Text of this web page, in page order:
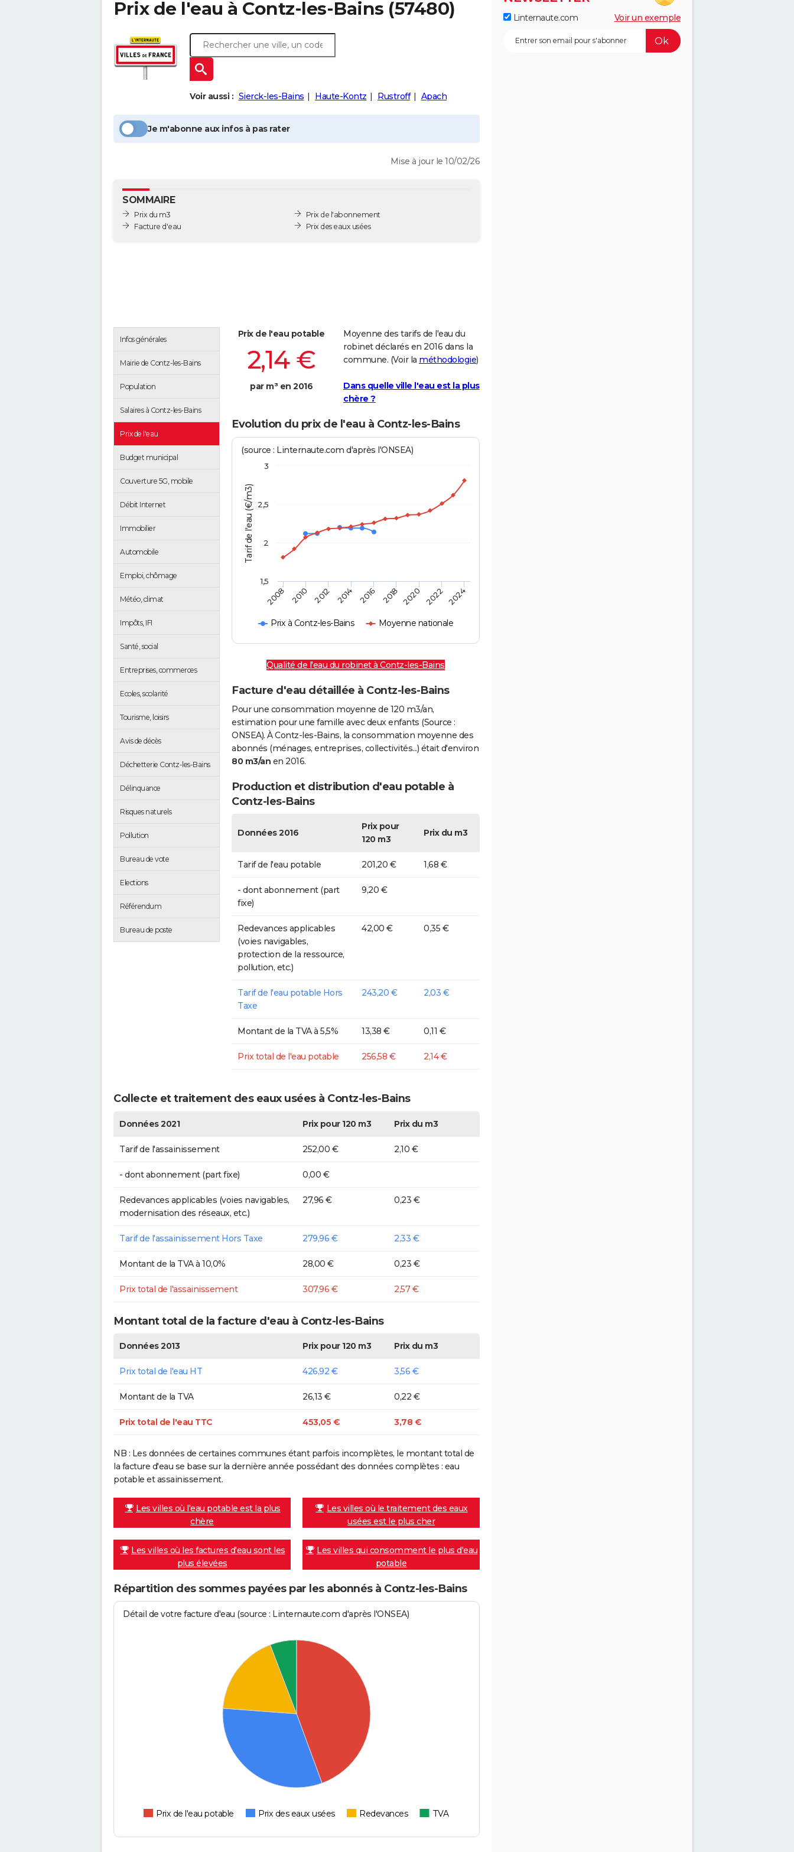
Prix de l'eau à Contz-les-Bains (57480)
Voir aussi : Sierck-les-Bains Haute-Kontz Rustroff Apach
Je m'abonne aux infos à pas rater
Mise à jour le 10/02/26
SOMMAIRE
Prix du m3
Facture d'eau
Prix de l'abonnement
Prix des eaux usées
Infos générales
Mairie de Contz-les-Bains
Population
Salaires à Contz-les-Bains
Prix de l'eau
Budget municipal
Couverture 5G, mobile
Débit Internet
Immobilier
Automobile
Emploi, chômage
Météo, climat
Impôts, IFI
Santé, social
Entreprises, commerces
Ecoles, scolarité
Tourisme, loisirs
Avis de décès
Déchetterie Contz-les-Bains
Délinquance
Risques naturels
Pollution
Bureau de vote
Elections
Référendum
Bureau de poste
Prix de l'eau potable
2,14 €
par m³ en 2016
Moyenne des tarifs de l'eau du
robinet déclarés en 2016 dans la
commune. (Voir la méthodologie)
Dans quelle ville l'eau est la plus
chère ?
Evolution du prix de l'eau à Contz-les-Bains
Tarif de l'eau (€/m3)
(source : Linternaute.com d'après l'ONSEA)
Prix à Contz-les-Bains Moyenne nationale
2008 2010 2012 2014 2016 2018 2020 2022 2024
2
2,5
3
1,5
Qualité de l'eau du robinet à Contz-les-Bains
Facture d'eau détaillée à Contz-les-Bains
Pour une consommation moyenne de 120 m3/an,
estimation pour une famille avec deux enfants (Source :
ONSEA). À Contz-les-Bains, la consommation moyenne des
abonnés (ménages, entreprises, collectivités...) était d'environ
80 m3/an en 2016.
Production et distribution d'eau potable à
Contz-les-Bains
Données 2016
Prix pour
120 m3
Prix du m3
Tarif de l'eau potable 201,20 € 1,68 €
- dont abonnement (part
fixe)
9,20 €
Redevances applicables
(voies navigables,
protection de la ressource,
pollution, etc.)
42,00 € 0,35 €
Tarif de l'eau potable Hors
Taxe
243,20 € 2,03 €
Montant de la TVA à 5,5% 13,38 € 0,11 €
Prix total de l'eau potable 256,58 € 2,14 €
Collecte et traitement des eaux usées à Contz-les-Bains
Données 2021 Prix pour 120 m3 Prix du m3
Tarif de l'assainissement 252,00 € 2,10 €
- dont abonnement (part fixe) 0,00 €
Redevances applicables (voies navigables,
modernisation des réseaux, etc.)
27,96 € 0,23 €
Tarif de l'assainissement Hors Taxe 279,96 € 2,33 €
Montant de la TVA à 10,0% 28,00 € 0,23 €
Prix total de l'assainissement 307,96 € 2,57 €
Montant total de la facture d'eau à Contz-les-Bains
Données 2013 Prix pour 120 m3 Prix du m3
Prix total de l'eau HT 426,92 € 3,56 €
Montant de la TVA 26,13 € 0,22 €
Prix total de l'eau TTC 453,05 € 3,78 €
NB : Les données de certaines communes étant parfois incomplètes, le montant total de
la facture d'eau se base sur la dernière année possédant des données complètes : eau
potable et assainissement.
Les villes où l'eau potable est la plus
chère
Les villes où le traitement des eaux
usées est le plus cher
Les villes où les factures d'eau sont les
plus élevées
Les villes qui consomment le plus d'eau
potable
Répartition des sommes payées par les abonnés à Contz-les-Bains
Détail de votre facture d'eau (source : Linternaute.com d'après l'ONSEA)
Prix de l'eau potable Prix des eaux usées Redevances TVA
Linternaute.com Voir un exemple